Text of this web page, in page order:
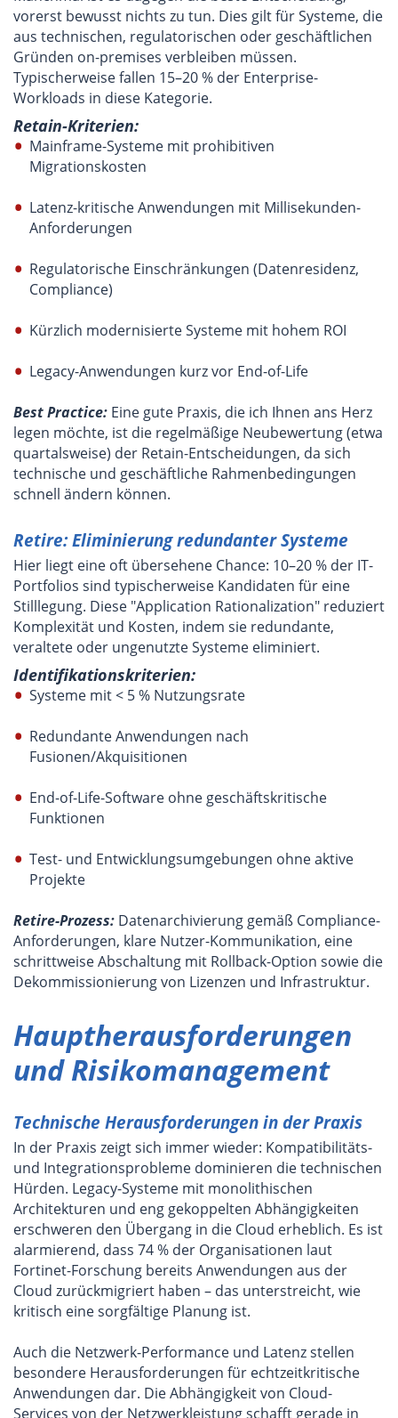
vorerst bewusst nichts zu tun. Dies gilt für Systeme, die
aus technischen, regulatorischen oder geschäftlichen
Gründen on-premises verbleiben müssen.
Typischerweise fallen 15–20 % der Enterprise-
Workloads in diese Kategorie.
Retain-Kriterien:
Mainframe-Systeme mit prohibitiven
Migrationskosten
Latenz-kritische Anwendungen mit Millisekunden-
Anforderungen
Regulatorische Einschränkungen (Datenresidenz,
Compliance)
Kürzlich modernisierte Systeme mit hohem ROI
Legacy-Anwendungen kurz vor End-of-Life
Best Practice: Eine gute Praxis, die ich Ihnen ans Herz
legen möchte, ist die regelmäßige Neubewertung (etwa
quartalsweise) der Retain-Entscheidungen, da sich
technische und geschäftliche Rahmenbedingungen
schnell ändern können.
Retire: Eliminierung redundanter Systeme
Hier liegt eine oft übersehene Chance: 10–20 % der IT-
Portfolios sind typischerweise Kandidaten für eine
Stilllegung. Diese "Application Rationalization" reduziert
Komplexität und Kosten, indem sie redundante,
veraltete oder ungenutzte Systeme eliminiert.
Identifikationskriterien:
Systeme mit < 5 % Nutzungsrate
Redundante Anwendungen nach
Fusionen/Akquisitionen
End-of-Life-Software ohne geschäftskritische
Funktionen
Test- und Entwicklungsumgebungen ohne aktive
Projekte
Retire-Prozess: Datenarchivierung gemäß Compliance-
Anforderungen, klare Nutzer-Kommunikation, eine
schrittweise Abschaltung mit Rollback-Option sowie die
Dekommissionierung von Lizenzen und Infrastruktur.
Hauptherausforderungen
und Risikomanagement
Technische Herausforderungen in der Praxis
In der Praxis zeigt sich immer wieder: Kompatibilitäts-
und Integrationsprobleme dominieren die technischen
Hürden. Legacy-Systeme mit monolithischen
Architekturen und eng gekoppelten Abhängigkeiten
erschweren den Übergang in die Cloud erheblich. Es ist
alarmierend, dass 74 % der Organisationen laut
Fortinet-Forschung bereits Anwendungen aus der
Cloud zurückmigriert haben – das unterstreicht, wie
kritisch eine sorgfältige Planung ist.
Auch die Netzwerk-Performance und Latenz stellen
besondere Herausforderungen für echtzeitkritische
Anwendungen dar. Die Abhängigkeit von Cloud-
Services von der Netzwerkleistung schafft gerade in